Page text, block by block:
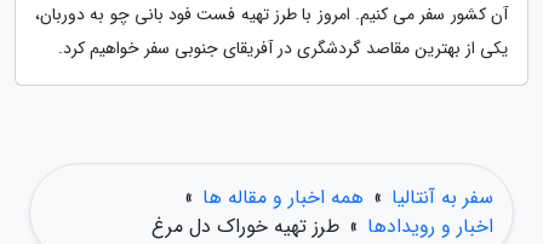
آن کشور سفر می کنیم. امروز با طرز تهیه فست فود بانی چو به دوربان،
یکی از بهترین مقاصد گردشگری در آفریقای جنوبی سفر خواهیم کرد.
سفر به آنتالیا » همه اخبار و مقاله ها »
اخبار و رویدادها » طرز تهیه خوراک دل مرغ